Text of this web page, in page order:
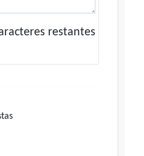
restantes